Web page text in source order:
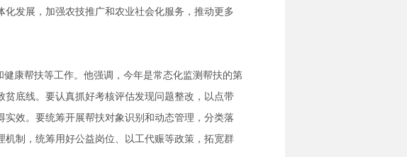
发展，加强农技推广和农业社会化服务，推动更多
康帮扶等工作。他强调，今年是常态化监测帮扶的第
底线。要认真抓好考核评估发现问题整改，以点带
效。要统筹开展帮扶对象识别和动态管理，分类落
制，统筹用好公益岗位、以工代赈等政策，拓宽群